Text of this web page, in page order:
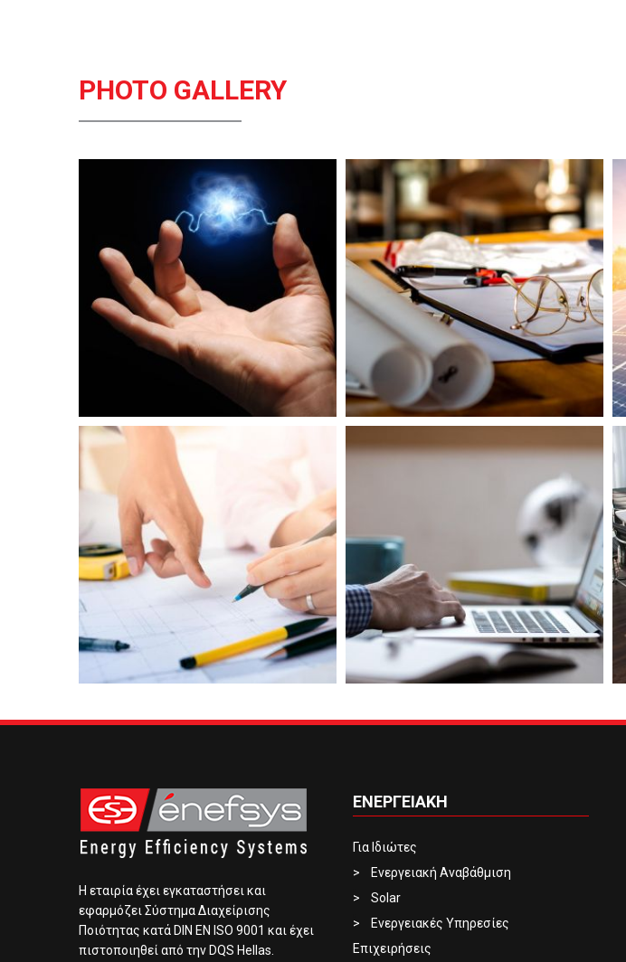
PHOTO GALLERY
Η εταιρία έχει εγκαταστήσει και
εφαρμόζει Σύστημα Διαχείρισης
Ποιότητας κατά DIN EN ISO 9001 και έχει
πιστοποιηθεί από την DQS Hellas.
ΕΝΕΡΓΕΙΑΚΗ
Για Ιδιώτες
Ενεργειακή Αναβάθμιση
Solar
Ενεργειακές Υπηρεσίες
Επιχειρήσεις